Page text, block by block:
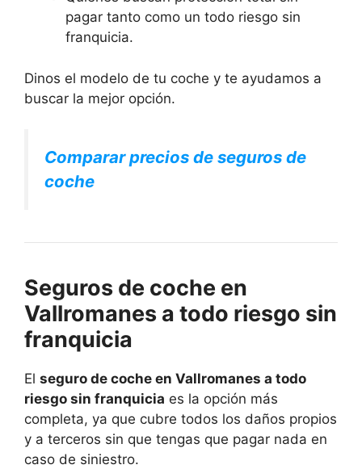
pagar tanto como un todo riesgo sin
franquicia.
Dinos el modelo de tu coche y te ayudamos a
buscar la mejor opción.
Comparar precios de seguros de
coche
Seguros de coche en
Vallromanes a todo riesgo sin
franquicia
El seguro de coche en Vallromanes a todo
riesgo sin franquicia es la opción más
completa, ya que cubre todos los daños propios
y a terceros sin que tengas que pagar nada en
caso de siniestro.